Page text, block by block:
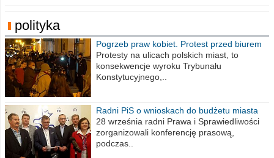
polityka
Pogrzeb praw kobiet. Protest przed biurem
poselskim PiS
Protesty na ulicach polskich miast, to
konsekwencje wyroku Trybunału
Konstytucyjnego,..
Radni PiS o wnioskach do budżetu miasta
na 2021 rok
28 września radni Prawa i Sprawiedliwości
zorganizowali konferencję prasową,
podczas..